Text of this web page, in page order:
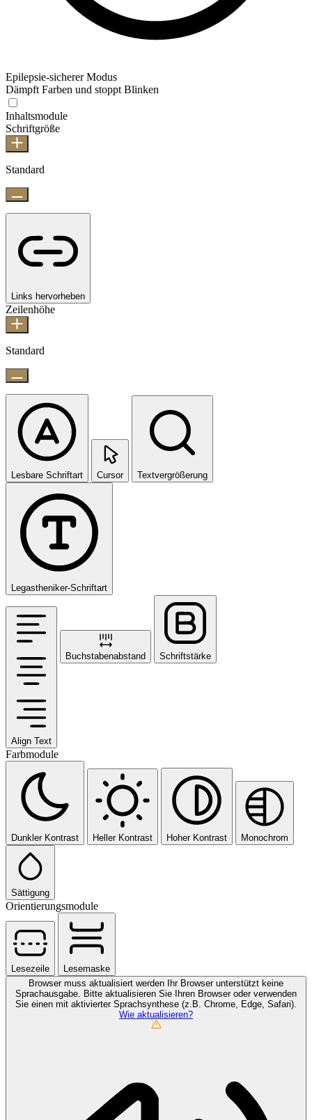
Epilepsie-sicherer Modus
Dämpft Farben und stoppt Blinken
Inhaltsmodule
Schriftgröße
Standard
Links hervorheben
Zeilenhöhe
Standard
Lesbare Schriftart Cursor Textvergrößerung
Legastheniker-Schriftart
Align Text
Buchstabenabstand Schriftstärke
Farbmodule
Dunkler Kontrast Heller Kontrast Hoher Kontrast Monochrom
Sättigung
Orientierungsmodule
Lesezeile
Lesemaske
Browser muss aktualisiert werden
Ihr Browser unterstützt keine
Sprachausgabe. Bitte aktualisieren Sie Ihren Browser oder verwenden
Sie einen mit aktivierter Sprachsynthese (z.B. Chrome, Edge, Safari).
Wie aktualisieren?